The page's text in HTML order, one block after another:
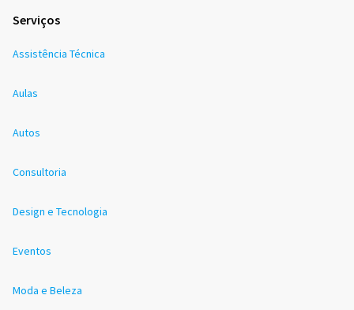
Serviços
Assistência Técnica
Aulas
Autos
Consultoria
Design e Tecnologia
Eventos
Moda e Beleza